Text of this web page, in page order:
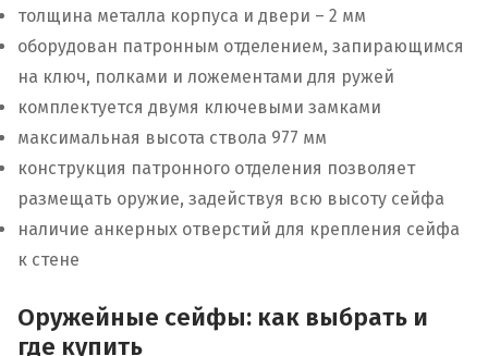
толщина металла корпуса и двери – 2 мм
оборудован патронным отделением, запирающимся
на ключ, полками и ложементами для ружей
комплектуется двумя ключевыми замками
максимальная высота ствола 977 мм
конструкция патронного отделения позволяет
размещать оружие, задействуя всю высоту сейфа
наличие анкерных отверстий для крепления сейфа
к стене
Оружейные сейфы: как выбрать и
где купить